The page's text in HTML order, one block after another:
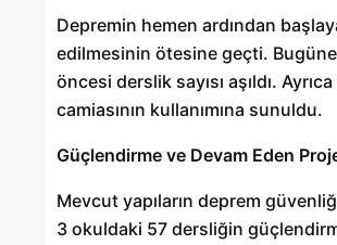
Depremin hemen ardından
edilmesinin ötesine geçti.
öncesi derslik sayısı aşıldı.
camiasının kullanımına sunuldu.
Güçlendirme ve Devam Eden
Mevcut yapıların deprem
3 okuldaki 57 dersliğin
Gaziantep’te
Ücretlerine
28/